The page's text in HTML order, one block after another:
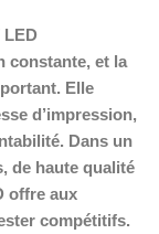
LED
constante, et la
Elle
d’impression,
Dans un
de haute qualité
offre aux
compétitifs.